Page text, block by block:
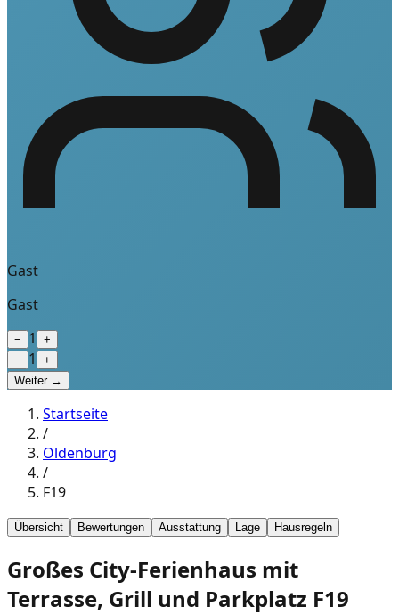
Gast
Gast
− 1
+
−
1
+
Weiter →
Startseite
/
Oldenburg
/
F19
Übersicht Bewertungen Ausstattung Lage Hausregeln
Großes City-Ferienhaus mit
Terrasse, Grill und Parkplatz F19